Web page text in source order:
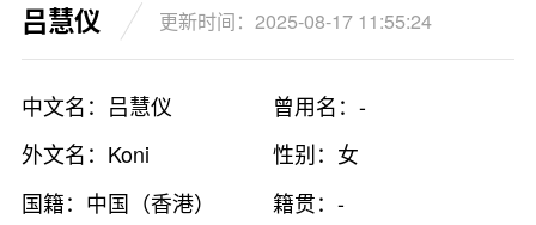
吕慧仪 更新时间：2025-08-17 11:55:24
中文名：吕慧仪
曾用名：-
外文名：Koni
性别：女
国籍：中国（香港）
籍贯：-